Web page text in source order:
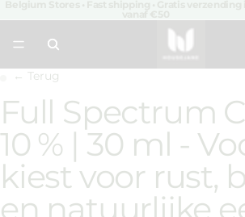
← Terug
Afbeelding
openen
in
volledig
scherm
Afbeelding
openen
in
volledig
scherm
Full Spectrum
10 % | 30 ml -
kiest voor rust,
en natuurlijke